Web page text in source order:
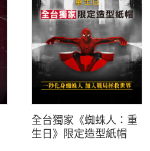
全台獨家《蜘蛛人：重
生日》限定造型紙帽